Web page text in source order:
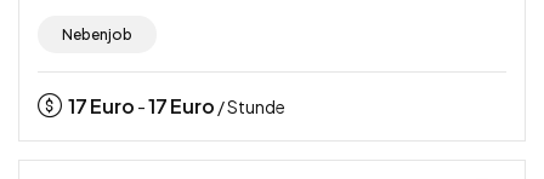
Nebenjob
17Euro -17Euro / Stunde